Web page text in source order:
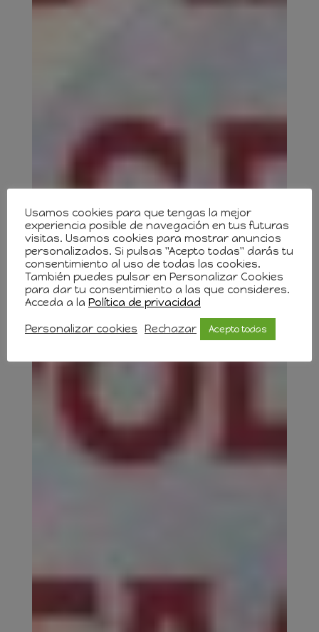
Usamos cookies para que tengas la mejor
experiencia posible de navegación en tus futuras
visitas. Usamos cookies para mostrar anuncios
personalizados. Si pulsas "Acepto todas" darás tu
consentimiento al uso de todas las cookies.
También puedes pulsar en Personalizar Cookies
para dar tu consentimiento a las que consideres.
Acceda a la Política de privacidad
Personalizar cookies Rechazar Acepto todas